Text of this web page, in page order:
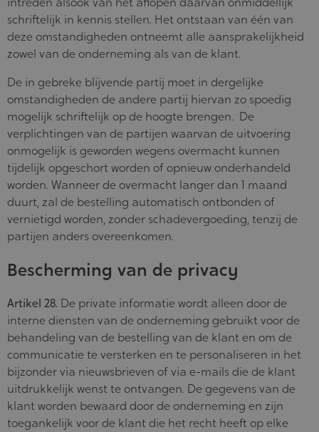
schriftelijk in kennis stellen. Het ontstaan van één van
deze omstandigheden ontneemt alle aansprakelijkheid
zowel van de onderneming als van de klant.
De in gebreke blijvende partij moet in dergelijke
omstandigheden de andere partij hiervan zo spoedig
mogelijk schriftelijk op de hoogte brengen. De
verplichtingen van de partijen waarvan de uitvoering
onmogelijk is geworden wegens overmacht kunnen
tijdelijk opgeschort worden of opnieuw onderhandeld
worden. Wanneer de overmacht langer dan 1 maand
duurt, zal de bestelling automatisch ontbonden of
vernietigd worden, zonder schadevergoeding, tenzij de
partijen anders overeenkomen.
Bescherming van de privacy
Artikel 28. De private informatie wordt alleen door de
interne diensten van de onderneming gebruikt voor de
behandeling van de bestelling van de klant en om de
communicatie te versterken en te personaliseren in het
bijzonder via nieuwsbrieven of via e-mails die de klant
uitdrukkelijk wenst te ontvangen. De gegevens van de
klant worden bewaard door de onderneming en zijn
toegankelijk voor de klant die het recht heeft op elke